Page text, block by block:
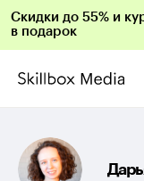
Скидки до 55% и
в подарок